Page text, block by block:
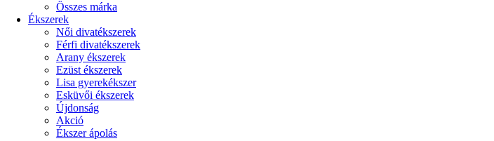
Összes márka
Ékszerek
Női divatékszerek
Férfi divatékszerek
Arany ékszerek
Ezüst ékszerek
Lisa gyerekékszer
Esküvői ékszerek
Újdonság
Akció
Ékszer ápolás